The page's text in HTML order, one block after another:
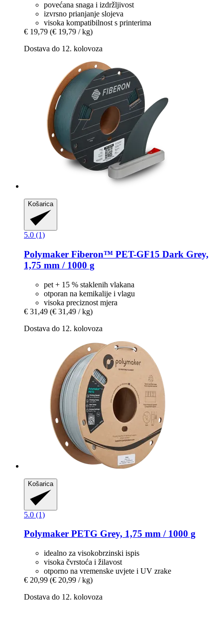
povećana snaga i izdržljivost
izvrsno prianjanje slojeva
visoka kompatibilnost s printerima
€ 19,79 (€ 19,79 / kg)
Dostava do 12. kolovoza
Košarica
5.0 (1)
Polymaker Fiberon™ PET-​GF15 Dark Grey,
1,75 mm / 1000 g
pet + 15 % staklenih vlakana
otporan na kemikalije i vlagu
visoka preciznost mjera
€ 31,49 (€ 31,49 / kg)
Dostava do 12. kolovoza
Košarica
5.0 (1)
Polymaker PETG Grey, 1,75 mm / 1000 g
idealno za visokobrzinski ispis
visoka čvrstoća i žilavost
otporno na vremenske uvjete i UV zrake
€ 20,99 (€ 20,99 / kg)
Dostava do 12. kolovoza